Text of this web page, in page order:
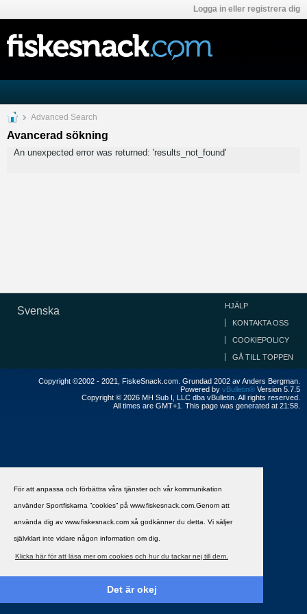
För att anpassa och förbättra våra tjänster och vår kommunikation
använder Sportfiskarna ”cookies” på www.fiskesnack.com.Genom att
använda dig av www.fiskesnack.com så godkänner du detta. Vi säljer
självklart inte vidare någon information om dig.
Klicka här för att läsa mer om cookies och hur du tackar nej till dem.
Det är okej
Logga in eller registrera dig
Advanced Search
Avancerad sökning
An unexpected error was returned: 'results_not_found'
Svenska HJÄLP
KONTAKTA OSS
COOKIEPOLICY
GÅ TILL TOPPEN
Copyright ©2002 - 2021, FiskeSnack.com. Grundad 2002 av Anders Bergman.
Powered by vBulletin® Version 5.7.5
Copyright © 2026 MH Sub I, LLC dba vBulletin. All rights reserved.
All times are GMT+1. This page was generated at 21:58.